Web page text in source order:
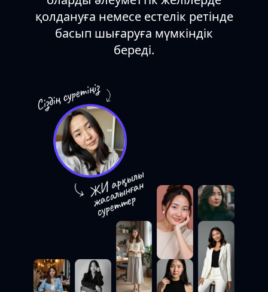
қолдануға немесе естелік ретінде
басып шығаруға мүмкіндік
береді.